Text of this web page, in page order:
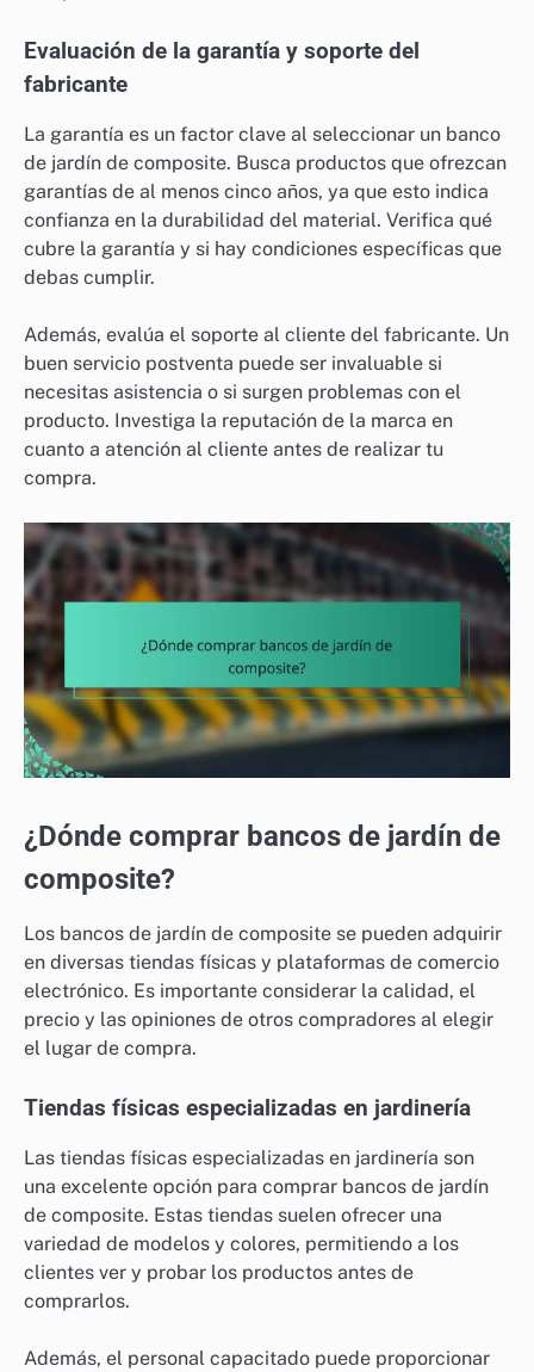
Evaluación de la garantía y soporte del
fabricante
La garantía es un factor clave al seleccionar un banco
de jardín de composite. Busca productos que ofrezcan
garantías de al menos cinco años, ya que esto indica
confianza en la durabilidad del material. Verifica qué
cubre la garantía y si hay condiciones específicas que
debas cumplir.
Además, evalúa el soporte al cliente del fabricante. Un
buen servicio postventa puede ser invaluable si
necesitas asistencia o si surgen problemas con el
producto. Investiga la reputación de la marca en
cuanto a atención al cliente antes de realizar tu
compra.
¿Dónde comprar bancos de jardín de
composite?
Los bancos de jardín de composite se pueden adquirir
en diversas tiendas físicas y plataformas de comercio
electrónico. Es importante considerar la calidad, el
precio y las opiniones de otros compradores al elegir
el lugar de compra.
Tiendas físicas especializadas en jardinería
Las tiendas físicas especializadas en jardinería son
una excelente opción para comprar bancos de jardín
de composite. Estas tiendas suelen ofrecer una
variedad de modelos y colores, permitiendo a los
clientes ver y probar los productos antes de
comprarlos.
Además, el personal capacitado puede proporcionar